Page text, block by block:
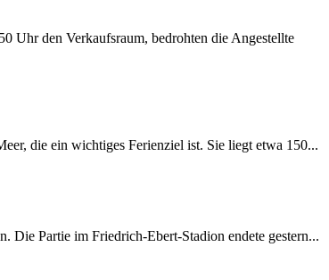
Uhr den Verkaufsraum, bedrohten die Angestellte
die ein wichtiges Ferienziel ist. Sie liegt etwa 150...
Die Partie im Friedrich-Ebert-Stadion endete gestern...